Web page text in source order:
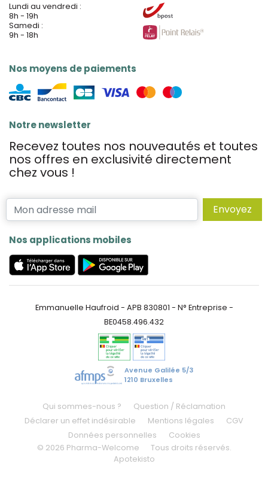
Lundi au vendredi :
8h - 19h
Samedi :
9h - 18h
Nos moyens de paiements
Notre newsletter
Recevez toutes nos nouveautés et toutes
nos offres en exclusivité directement
chez vous !
Envoyez
Nos applications mobiles
Emmanuelle Haufroid - APB 830801 - N° Entreprise -
BE0458.496.432
Avenue Galilée 5/3
1210 Bruxelles
Qui sommes-nous ?
Question / Réclamation
Déclarer un effet indésirable
Mentions légales
CGV
Données personnelles
Cookies
© 2026 Pharma-Welcome
Tous droits réservés.
Apotekisto